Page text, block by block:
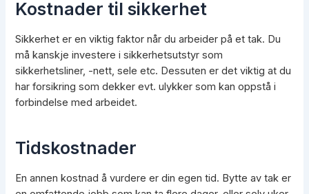
Kostnader til sikkerhet
Sikkerhet er en viktig faktor når du arbeider på et tak. Du
må kanskje investere i sikkerhetsutstyr som
sikkerhetsliner, -nett, sele etc. Dessuten er det viktig at du
har forsikring som dekker evt. ulykker som kan oppstå i
forbindelse med arbeidet.
Tidskostnader
En annen kostnad å vurdere er din egen tid. Bytte av tak er